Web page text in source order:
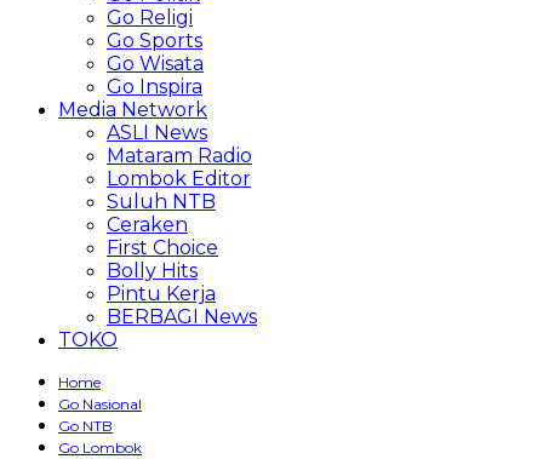
Go Religi
Go Sports
Go Wisata
Go Inspira
Media Network
ASLI News
Mataram Radio
Lombok Editor
Suluh NTB
Ceraken
First Choice
Bolly Hits
Pintu Kerja
BERBAGI News
TOKO
Home
Go Nasional
Go NTB
Go Lombok